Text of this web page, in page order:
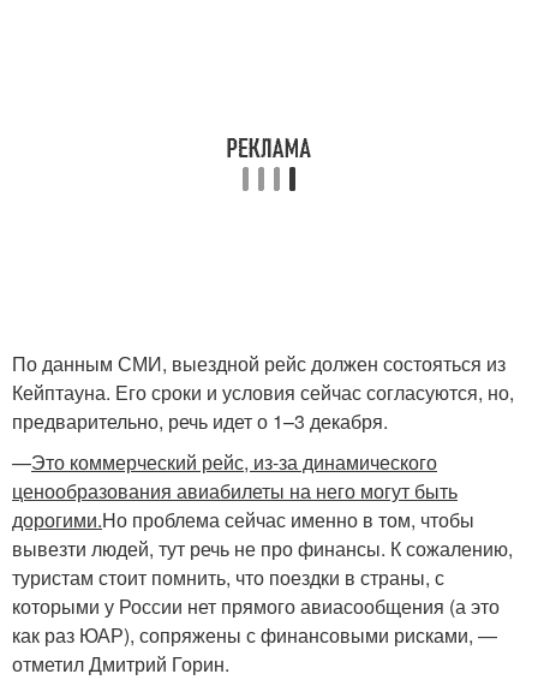
По данным СМИ, выездной рейс должен состояться из
Кейптауна. Его сроки и условия сейчас согласуются, но,
предварительно, речь идет о 1–3 декабря.
—Это коммерческий рейс, из-за динамического
ценообразования авиабилеты на него могут быть
дорогими.Но проблема сейчас именно в том, чтобы
вывезти людей, тут речь не про финансы. К сожалению,
туристам стоит помнить, что поездки в страны, с
которыми у России нет прямого авиасообщения (а это
как раз ЮАР), сопряжены с финансовыми рисками, —
отметил Дмитрий Горин.